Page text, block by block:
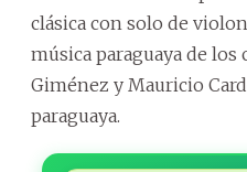
clásica con solo de
música paraguaya de
Giménez y Mauricio
paraguaya.